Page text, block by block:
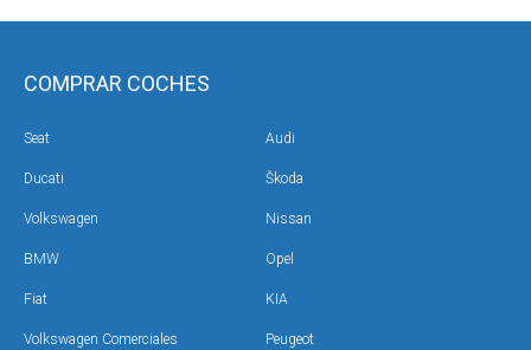
COMPRAR COCHES
Seat Audi
Ducati Škoda
Volkswagen Nissan
BMW Opel
Fiat KIA
Volkswagen Comerciales Peugeot